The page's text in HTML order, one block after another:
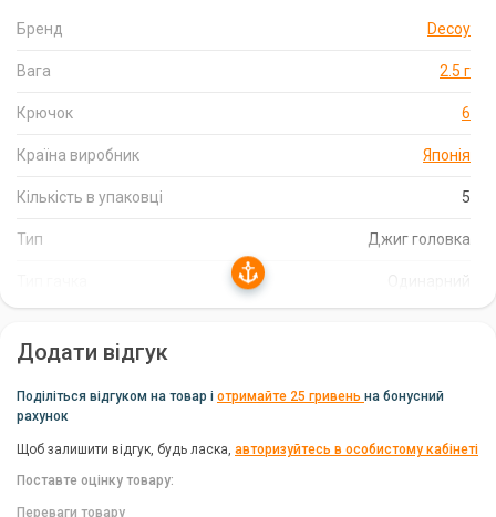
приманку і запобігає її зачепам за траву, кущі та інші
вздовж цівки забезпечує найкращу фіксацію приманки,
Універсальність:
лову окуня і некрупної щуки на силіконові приманки різних
Висока якість виготовлення:
бренд Decoy гарантує високу
якість виготовлення, а походження з Японії підкреслює
передові технології і надійність продукту.
Характеристики Decoy Rock Magic SV-68
Кількість в упаковці:5 штук.
Вага голівки:
Бренд Decoy
Вага 2.5 г
Крючок 6
Країна виробник Японія
Кількість в упаковці 5
Тип Джиг головка
Додати відгук
Поділіться відгуком на товар і отримайте 25 гривень на бонусний
рахунок
Щоб залишити відгук, будь ласка, авторизуйтесь в особистому кабінеті
Поставте оцінку товару:
Переваги товару